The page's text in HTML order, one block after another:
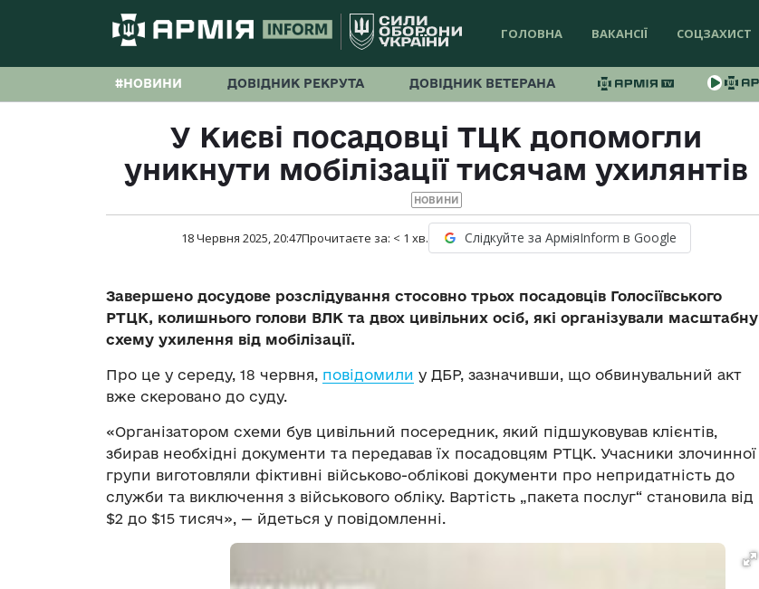
ГОЛОВНА ВАКАНСІЇ СОЦЗАХИСТ
#НОВИНИ ДОВІДНИК РЕКРУТА ДОВІДНИК ВЕТЕРАНА
У Києві посадовці ТЦК допомогли
уникнути мобілізації тисячам ухилянтів
НОВИНИ
18 Червня 2025, 20:47Прочитаєте за: < 1 хв. Слідкуйте за АрміяInform в Google
Завершено досудове розслідування стосовно трьох посадовців Голосіївського
РТЦК, колишнього голови ВЛК та двох цивільних осіб, які організували масштабну
схему ухилення від мобілізації.
Про це у середу, 18 червня, повідомили у ДБР, зазначивши, що обвинувальний акт
вже скеровано до суду.
«Організатором схеми був цивільний посередник, який підшуковував клієнтів,
збирав необхідні документи та передавав їх посадовцям РТЦК. Учасники злочинної
групи виготовляли фіктивні військово-облікові документи про непридатність до
служби та виключення з військового обліку. Вартість „пакета послуг“ становила від
$2 до $15 тисяч», — йдеться у повідомленні.